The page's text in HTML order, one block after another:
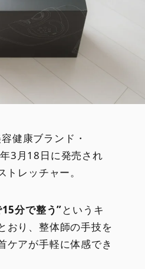
健康ブランド・
3月18日に発売され
トレッチャー。
分で整う”というキ
おり、整体師の手技を
ケアが手軽に体感でき